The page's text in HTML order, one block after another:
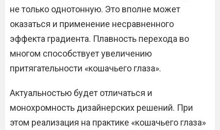
не только однотонную. Это вполне может
оказаться и применение несравненного
эффекта градиента. Плавность перехода во
многом способствует увеличению
притягательности «кошачьего глаза».
Актуальностью будет отличаться и
монохромность дизайнерских решений. При
этом реализация на практике «кошачьего глаза»